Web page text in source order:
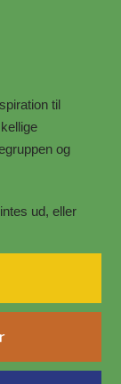
til
og
ud, eller